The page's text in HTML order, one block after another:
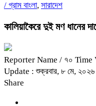
/ গ্রাম বাংলা, সারাদেশ
কালিয়াকৈরে দুই মণ ধানের
Reporter Name / ৭০ Time
Update : শুক্রবার, ৮ মে, ২০২৬
Share